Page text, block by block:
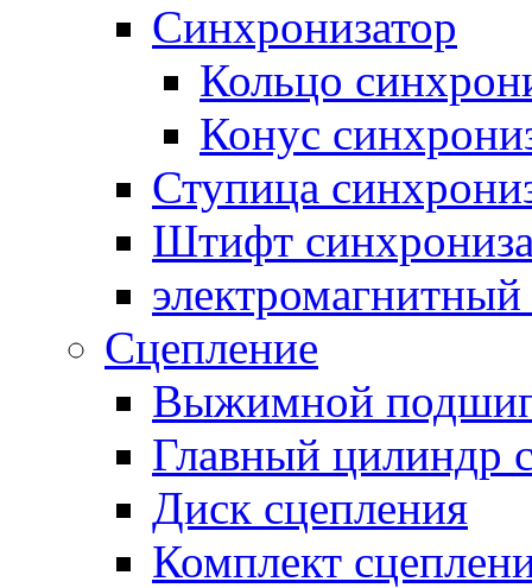
Синхронизатор
Кольцо
Конус
Ступица
Штифт
электромагнитный
Сцепление
Выжимной
Главный цилиндр
Диск сцепления
Комплект